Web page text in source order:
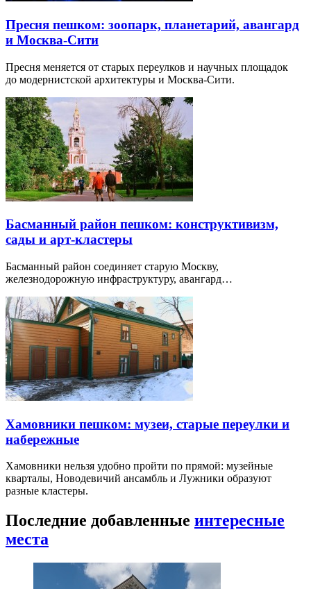
Пресня пешком: зоопарк, планетарий, авангард
и Москва-Сити
Пресня меняется от старых переулков и научных площадок
до модернистской архитектуры и Москва-Сити.
Басманный район пешком: конструктивизм,
сады и арт-кластеры
Басманный район соединяет старую Москву,
железнодорожную инфраструктуру, авангард…
Хамовники пешком: музеи, старые переулки и
набережные
Хамовники нельзя удобно пройти по прямой: музейные
кварталы, Новодевичий ансамбль и Лужники образуют
разные кластеры.
Последние добавленные интересные
места